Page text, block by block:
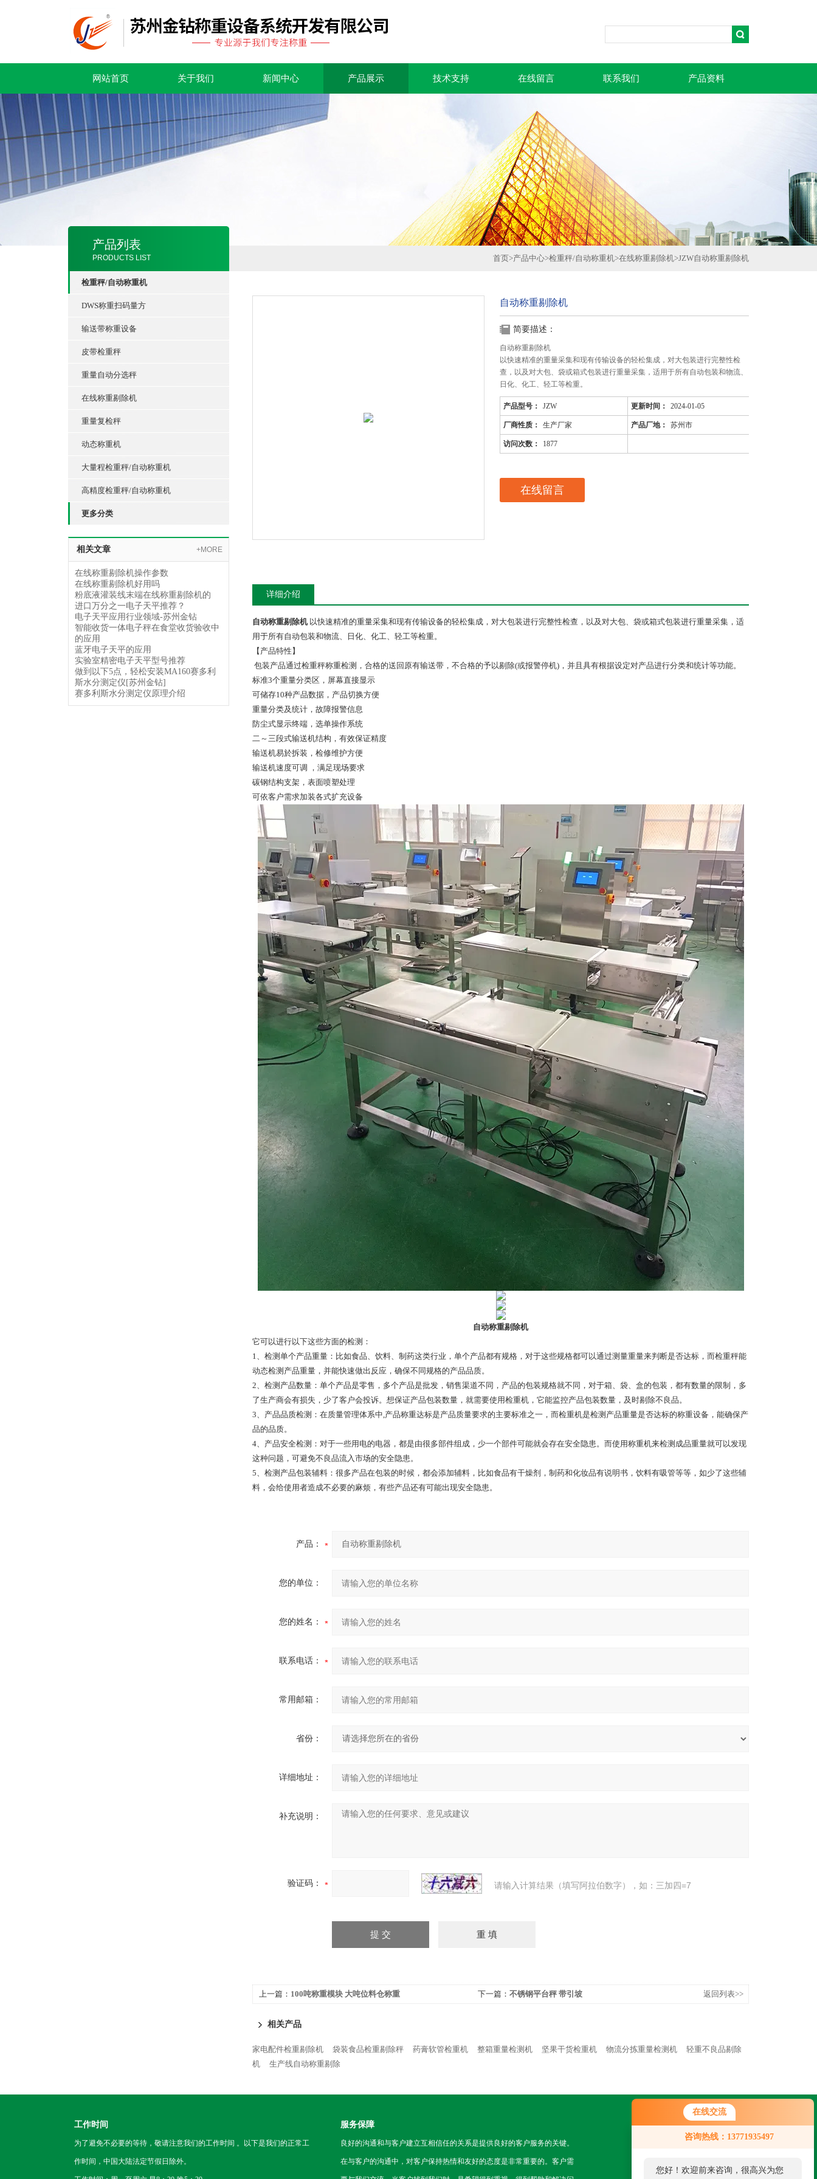
在线交流
咨询热线：13771935497
您好！欢迎前来咨询，很高兴为您
网站首页 关于我们 新闻中心 产品展示 技术支持 在线留言 联系我们 产品资料
产品列表
PRODUCTS LIST
检重秤/自动称重机
DWS称重扫码量方
输送带称重设备
皮带检重秤
重量自动分选秤
在线称重剔除机
重量复检秤
动态称重机
大量程检重秤/自动称重机
高精度检重秤/自动称重机
更多分类
相关文章 +MORE
在线称重剔除机操作参数
在线称重剔除机好用吗
粉底液灌装线末端在线称重剔除机的
进口万分之一电子天平推荐？
电子天平应用行业领域-苏州金钻
智能收货一体电子秤在食堂收货验收中
的应用
蓝牙电子天平的应用
实验室精密电子天平型号推荐
做到以下5点，轻松安装MA160赛多利
斯水分测定仪[苏州金钻]
赛多利斯水分测定仪原理介绍
首页>产品中心>检重秤/自动称重机>在线称重剔除机>JZW自动称重剔除机
自动称重剔除机
简要描述：
自动称重剔除机
以快速精准的重量采集和现有传输设备的轻松集成，对大包装进行完整性检
查，以及对大包、袋或箱式包装进行重量采集，适用于所有自动包装和物流、
日化、化工、轻工等检重。
产品型号： JZW 更新时间： 2024-01-05
厂商性质： 生产厂家 产品厂地： 苏州市
访问次数： 1877
在线留言
详细介绍
自动称重剔除机以快速精准的重量采集和现有传输设备的轻松集成，对大包装进行完整性检查，以及对大包、袋或箱式包装进行重量采集，适
用于所有自动包装和物流、日化、化工、轻工等检重。
【产品特性】
包装产品通过检重秤称重检测，合格的送回原有输送带，不合格的予以剔除(或报警停机)，并且具有根据设定对产品进行分类和统计等功能。
标准3个重量分类区，屏幕直接显示
可储存10种产品数据，产品切换方便
重量分类及统计，故障报警信息
防尘式显示终端，选单操作系统
二～三段式输送机结构，有效保证精度
输送机易於拆装，检修维护方便
输送机速度可调 ，满足现场要求
碳钢结构支架，表面喷塑处理
可依客户需求加装各式扩充设备
自动称重剔除机
它可以进行以下这些方面的检测：
1、检测单个产品重量：比如食品、饮料、制药这类行业，单个产品都有规格，对于这些规格都可以通过测量重量来判断是否达标，而检重秤能
动态检测产品重量，并能快速做出反应，确保不同规格的产品品质。
2、检测产品数量：单个产品是零售，多个产品是批发，销售渠道不同，产品的包装规格就不同，对于箱、袋、盒的包装，都有数量的限制，多
了生产商会有损失，少了客户会投诉。想保证产品包装数量，就需要使用检重机，它能监控产品包装数量，及时剔除不良品。
3、产品品质检测：在质量管理体系中,产品称重达标是产品质量要求的主要标准之一，而检重机是检测产品重量是否达标的称重设备，能确保产
品的品质。
4、产品安全检测：对于一些用电的电器，都是由很多部件组成，少一个部件可能就会存在安全隐患。而使用称重机来检测成品重量就可以发现
这种问题，可避免不良品流入市场的安全隐患。
5、检测产品包装辅料：很多产品在包装的时候，都会添加辅料，比如食品有干燥剂，制药和化妆品有说明书，饮料有吸管等等，如少了这些辅
料，会给使用者造成不必要的麻烦，有些产品还有可能出现安全隐患。
产品：
您的单位：
您的姓名：
联系电话：
常用邮箱：
省份：
详细地址：
补充说明：
验证码： 请输入计算结果（填写阿拉伯数字），如：三加四=7
上一篇： 100吨称重模块 大吨位料仓称重 下一篇： 不锈钢平台秤 带引坡 返回列表>>
相关产品
家电配件检重剔除机 袋装食品检重剔除秤 药膏软管检重机 整箱重量检测机 坚果干货检重机 物流分拣重量检测机
轻重不良品剔除
机
生产线自动称重剔除
工作时间
为了避免不必要的等待，敬请注意我们的工作时间 。以下是我们的正常工
作时间，中国大陆法定节假日除外。
服务保障
良好的沟通和与客户建立互相信任的关系是提供良好的客户服务的关键。
在与客户的沟通中，对客户保持热情和友好的态度是非常重要的。客户需
关注我们